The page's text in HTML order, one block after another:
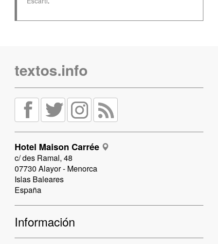
textos.info
Hotel Maison Carrée
c/ des Ramal, 48
07730 Alayor - Menorca
Islas Baleares
España
Información